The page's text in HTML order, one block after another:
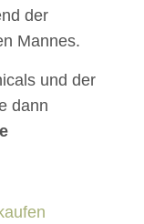
der
Mannes.
und der
dann